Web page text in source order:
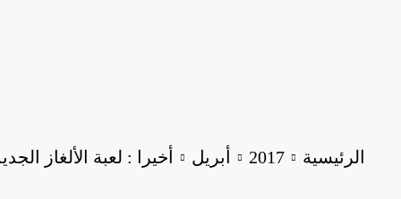
الرئيسية 2017 أبريل أخيرا : لعبة الألغاز